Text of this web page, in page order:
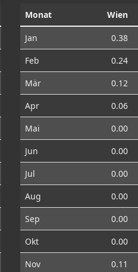
Monat Wien
Jan 0.38
Feb
0.24
Mär
0.12
Apr
0.06
Mai
0.00
Jun
0.00
Jul
0.00
Aug
0.00
Sep
0.00
Okt
0.00
Nov
0.11